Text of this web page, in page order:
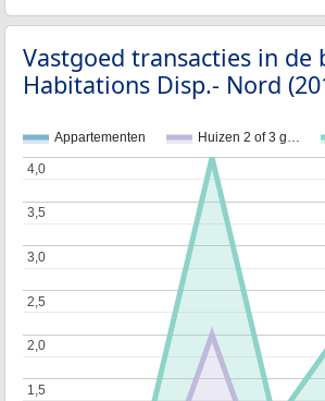
Vastgoed transacties in de
Habitations Disp.- Nord
Appartementen Huizen 2 of 3 g…
1,5
1,5
2,0
2,0
2,5
2,5
3,0
3,0
3,5
3,5
4,0
4,0